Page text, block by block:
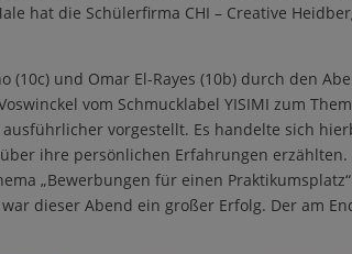
hat die Schülerfirma CHI – Creative
und Omar El-Rayes (10b) durch den
vom Schmucklabel YISIMI zum
vorgestellt. Es handelte sich
ihre persönlichen Erfahrungen
„Bewerbungen für einen
dieser Abend ein großer Erfolg. Der am